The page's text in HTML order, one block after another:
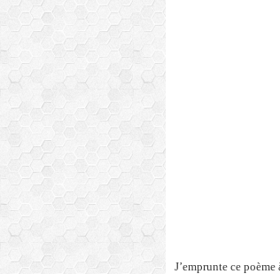
J’emprunte ce